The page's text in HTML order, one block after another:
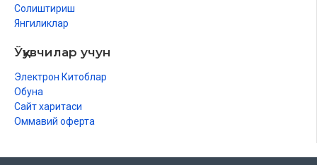
Солиштириш
Янгиликлар
Ўқувчилар учун
Электрон Китоблар
Обуна
Сайт харитаси
Оммавий оферта